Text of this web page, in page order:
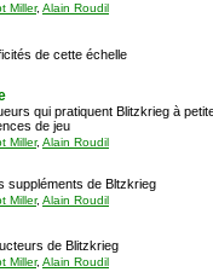
Miller, Alain Roudil
de cette échelle
qui pratiquent Blitzkrieg à
de jeu
Miller, Alain Roudil
suppléments de Bltzkrieg
Miller, Alain Roudil
de Blitzkrieg
Miller, Alain Roudil